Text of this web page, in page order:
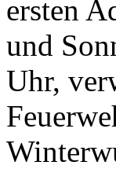
ersten
und
Uhr,